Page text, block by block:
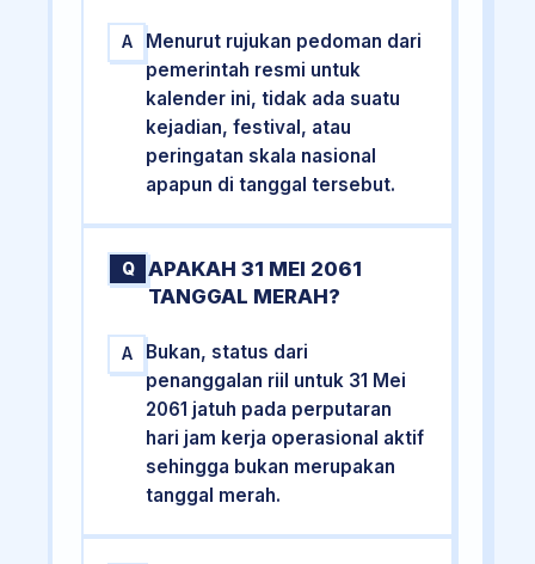
A
Menurut rujukan pedoman dari
pemerintah resmi untuk
kalender ini, tidak ada suatu
kejadian, festival, atau
peringatan skala nasional
apapun di tanggal tersebut.
Q
APAKAH 31 MEI 2061
TANGGAL MERAH?
A
Bukan, status dari
penanggalan riil untuk 31 Mei
2061 jatuh pada perputaran
hari jam kerja operasional aktif
sehingga bukan merupakan
tanggal merah.